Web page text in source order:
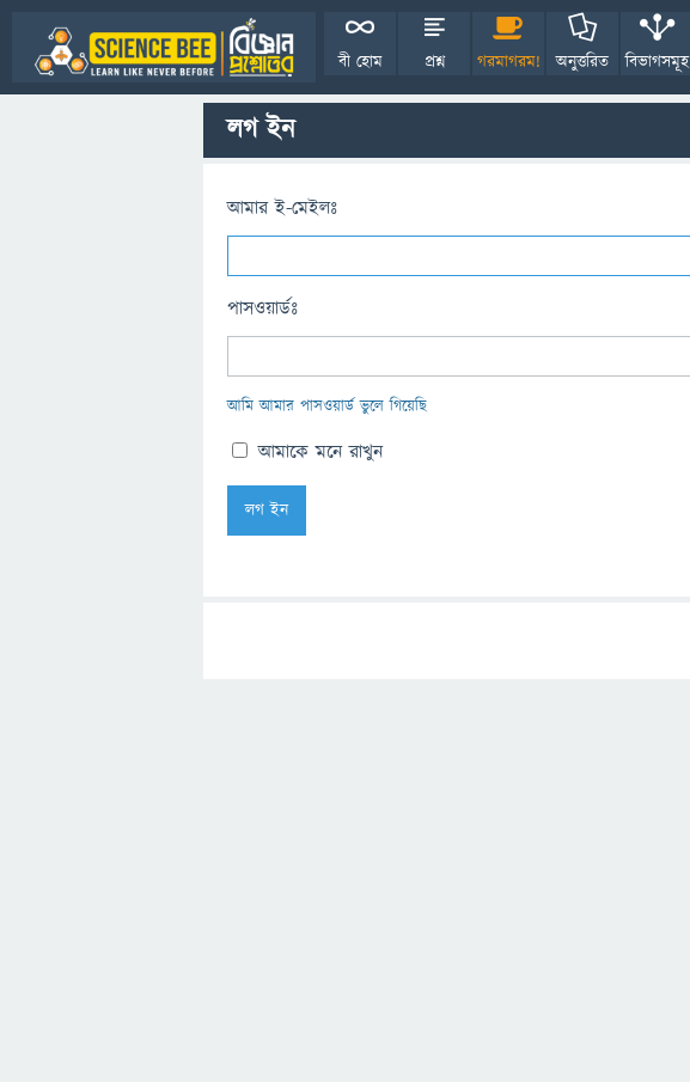
বী হোম প্রশ্ন গরমাগরম! অনুত্তরিত বিভাগসমূহ
লগ ইন
আমার ই-মেইলঃ
পাসওয়ার্ডঃ
আমি আমার পাসওয়ার্ড ভুলে গিয়েছি
আমাকে মনে রাখুন